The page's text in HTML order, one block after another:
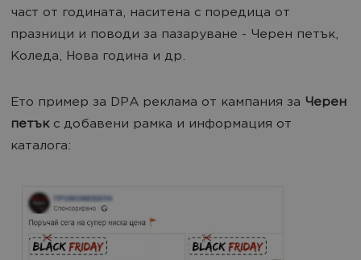
част от годината, наситена с поредица от
празници и поводи за пазаруване - Черен петък,
Коледа, Нова година и др.
Ето пример зa DPA реклама от кампания за Черен
петъкс добавени рамка и информация от
каталога: